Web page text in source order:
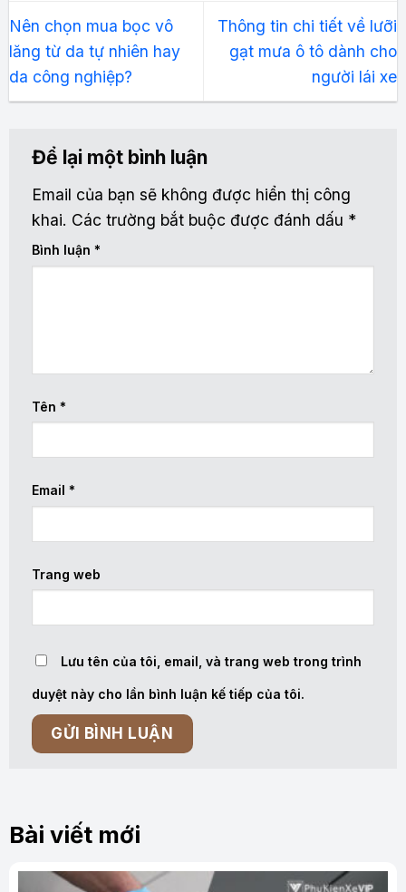
Nên chọn mua bọc vô
lăng từ da tự nhiên hay
da công nghiệp?
Thông tin chi tiết về lưỡi
gạt mưa ô tô dành cho
người lái xe
Để lại một bình luận
Email của bạn sẽ không được hiển thị công
khai. Các trường bắt buộc được đánh dấu *
Bình luận *
Tên *
Email *
Trang web
Lưu tên của tôi, email, và trang web trong trình
duyệt này cho lần bình luận kế tiếp của tôi.
Bài viết mới